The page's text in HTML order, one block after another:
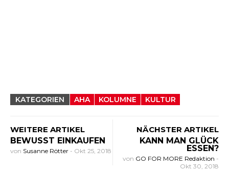
KATEGORIEN AHA KOLUMNE KULTUR
WEITERE ARTIKEL
BEWUSST EINKAUFEN
von Susanne Rötter - Okt 25, 2018
NÄCHSTER ARTIKEL
KANN MAN GLÜCK
ESSEN?
von GO FOR MORE Redaktion -
Okt 30, 2018